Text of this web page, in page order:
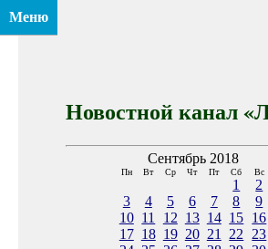
Меню
Новостной канал
Сентябрь 2018
Пн Вт Ср Чт Пт Сб Вс
1
2
3
4 5 6 7 8
9
10 11 12 13 14 15 16
17 18 19 20 21 22
23